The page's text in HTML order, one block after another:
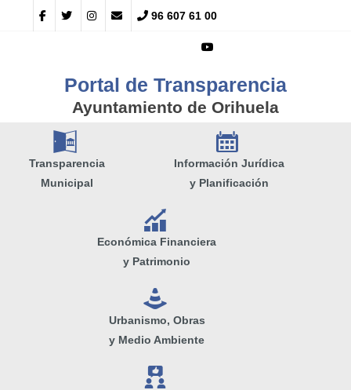
96 607 61 00
Portal de Transparencia
Ayuntamiento de Orihuela
A
Transparencia
Municipal
E
Información Jurídica
y Planificación
Q
Económica Financiera
y Patrimonio
e
Urbanismo, Obras
y Medio Ambiente
V